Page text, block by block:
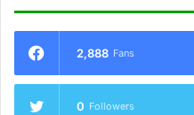
2,888 Fans
0 Followers